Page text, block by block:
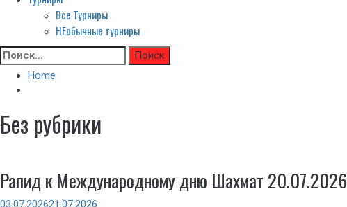
Все Турниры
НЕобычные турниры
Skip
to
content
Найти:
Home
Без рубрики
Рапид к Международному дню Шахмат 20.07.2026
03.07.202621.07.2026